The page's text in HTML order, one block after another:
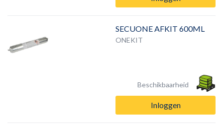
SECUONE AFKIT 600ML
ONEKIT
Beschikbaarheid
Inloggen